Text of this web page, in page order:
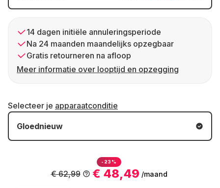
14 dagen initiële annuleringsperiode
Na 24 maanden maandelijks opzegbaar
Gratis retourneren na afloop
Meer informatie over looptijd en opzegging
Selecteer je apparaatconditie
Gloednieuw
-23%
€ 48,49 /maand
€ 62,99